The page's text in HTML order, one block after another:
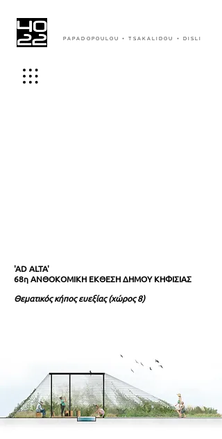
PAPADOPOULOU + TSAKALIDOU + DISLI
'AD ALTA'
68η ΑΝΘΟΚΟΜΙΚΗ ΕΚΘΕΣΗ ΔΗΜΟΥ ΚΗΦΙΣΙΑΣ
Θεματικός κήπος ευεξίας (χώρος 8)